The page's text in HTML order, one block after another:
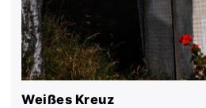
Weißes Kreuz